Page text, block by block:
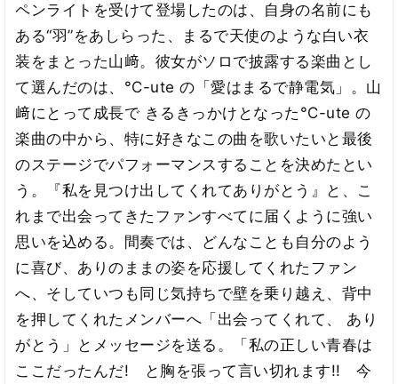
ペンライトを受けて登場したのは、自身の名前にも
ある“羽”をあしらった、まるで天使のような白い衣
装をまとった山﨑。彼女がソロで披露する楽曲とし
て選んだのは、°C-ute の「愛はまるで静電気」。山
﨑にとって成長で きるきっかけとなった°C-ute の
楽曲の中から、特に好きなこの曲を歌いたいと最後
のステージでパフォーマンスすることを決めたとい
う。『私を見つけ出してくれてありがとう』と、こ
れまで出会ってきたファンすべてに届くように強い
思いを込める。間奏では、どんなことも自分のよう
に喜び、ありのままの姿を応援してくれたファン
へ、そしていつも同じ気持ちで壁を乗り越え、背中
を押してくれたメンバーへ「出会ってくれて、 あり
がとう」とメッセージを送る。「私の正しい青春は
ここだったんだ! と胸を張って言い切れます!! 今